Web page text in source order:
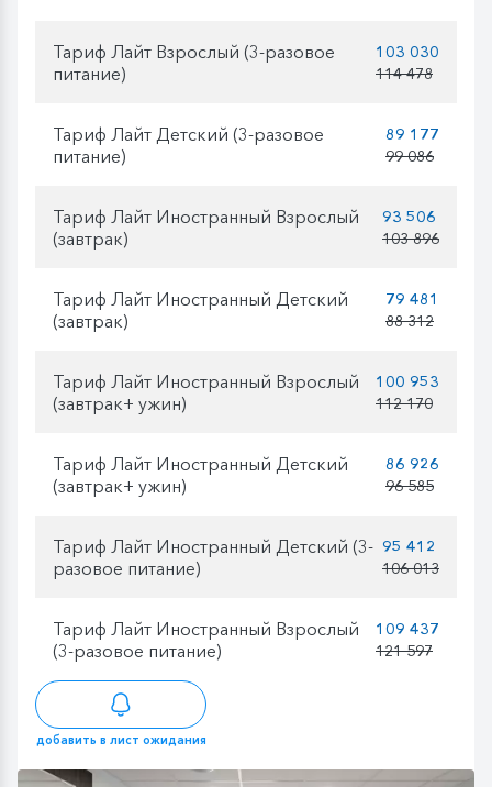
Тариф Лайт Взрослый (3-разовое
питание)
103 030
114 478
Тариф Лайт Детский (3-разовое
питание)
89 177
99 086
Тариф Лайт Иностранный Взрослый
(завтрак)
93 506
103 896
Тариф Лайт Иностранный Детский
(завтрак)
79 481
88 312
Тариф Лайт Иностранный Взрослый
(завтрак+ ужин)
100 953
112 170
Тариф Лайт Иностранный Детский
(завтрак+ ужин)
86 926
96 585
Тариф Лайт Иностранный Детский (3-
разовое питание)
95 412
106 013
Тариф Лайт Иностранный Взрослый
(3-разовое питание)
109 437
121 597
добавить в лист ожидания